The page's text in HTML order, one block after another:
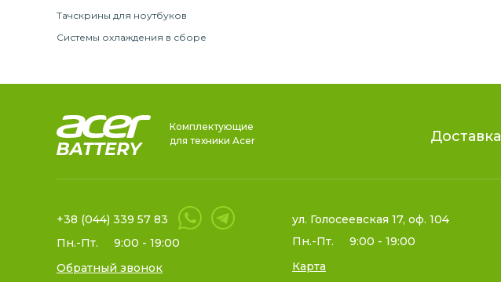
Тачскрины для ноутбуков
Системы охлаждения в сборе
Комплектующие
для техники Acer
Доставка
+38 (044) 339 57 83
Пн.-Пт.
9:00 - 19:00
Обратный звонок
ул. Голосеевская 17, оф. 104
Пн.-Пт.
9:00 - 19:00
Карта